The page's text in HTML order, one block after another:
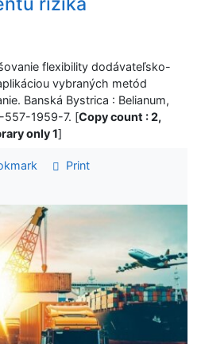
flexibility dodávateľsko-
vybraných metód
Banská Bystrica : Belianum,
557-1959-7. [Copy count : 2,
only 1]
Print